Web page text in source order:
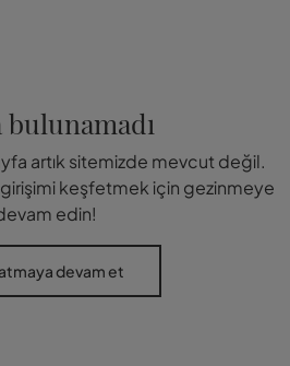
bulunamadı
artık sitemizde mevcut değil.
keşfetmek için gezinmeye
edin!
devam et